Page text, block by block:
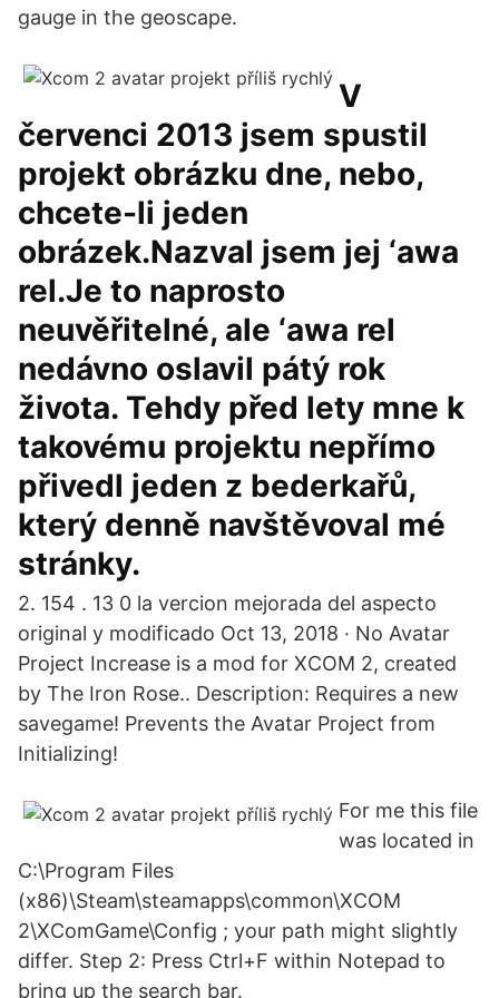
gauge in the geoscape.
V
červenci 2013 jsem spustil
projekt obrázku dne, nebo,
chcete-li jeden
obrázek.Nazval jsem jej ‘awa
rel.Je to naprosto
neuvěřitelné, ale ‘awa rel
nedávno oslavil pátý rok
života. Tehdy před lety mne k
takovému projektu nepřímo
přivedl jeden z bederkařů,
který denně navštěvoval mé
stránky.
2. 154 . 13 0 la vercion mejorada del aspecto
original y modificado Oct 13, 2018 · No Avatar
Project Increase is a mod for XCOM 2, created
by The Iron Rose.. Description: Requires a new
savegame! Prevents the Avatar Project from
Initializing!
For me this file
was located in
C:\Program Files
(x86)\Steam\steamapps\common\XCOM
2\XComGame\Config ; your path might slightly
differ. Step 2: Press Ctrl+F within Notepad to
bring up the search bar.